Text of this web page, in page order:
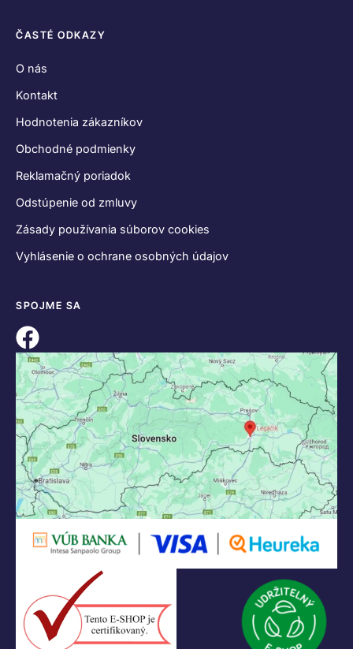
ČASTÉ ODKAZY
O nás
Kontakt
Hodnotenia zákazníkov
Obchodné podmienky
Reklamačný poriadok
Odstúpenie od zmluvy
Zásady používania súborov cookies
Vyhlásenie o ochrane osobných údajov
SPOJME SA